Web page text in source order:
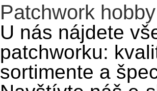
Patchwork
U nás nájdete
patchworku:
sortimente a